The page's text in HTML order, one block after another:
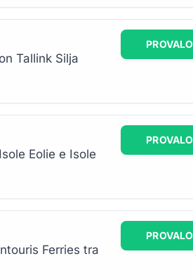
Tallink Silja
PROVALO
Eolie e Isole
PROVALO
Ferries tra
PROVALO